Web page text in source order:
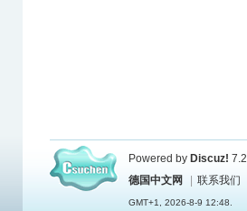
Powered by Discuz! 7.2
德国中文网
联系我们
GMT+1, 2026-8-9 12:48.